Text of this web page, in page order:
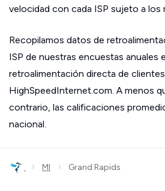
velocidad con cada ISP sujeto a los
Recopilamos datos de
ISP de nuestras encuestas anuales
retroalimentación directa de
HighSpeedInternet.com. A menos
contrario, las calificaciones
nacional.
› MI › Grand Rapids